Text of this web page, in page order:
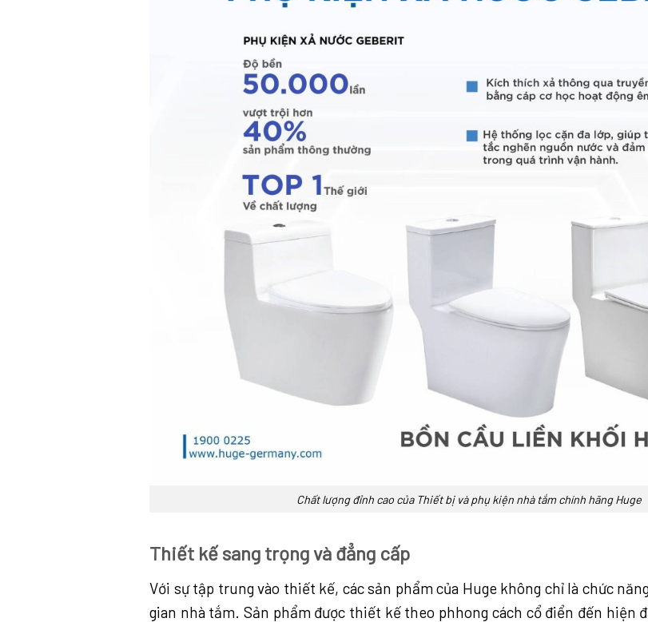
Chất lượng đỉnh cao của Thiết bị và phụ kiện nhà tắm chính hãng Huge
Thiết kế sang trọng và đẳng cấp
Với sự tập trung vào thiết kế, các sản phẩm của Huge không chỉ là chức
gian nhà tắm. Sản phẩm được thiết kế theo phhong cách cổ điển đến hiện